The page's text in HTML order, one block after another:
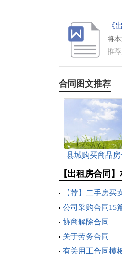
《
将
推荐
合同图文推荐
县城购买商品房
【出租房合同
【荐】二手房买
公司采购合同15
协商解除合同
关于劳务合同
有关用工合同模